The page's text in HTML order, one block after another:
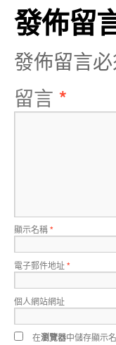
發佈留
發佈留言
留言 *
顯示名稱*
電子郵件地址*
個人網站網址
在瀏覽器中儲存顯示